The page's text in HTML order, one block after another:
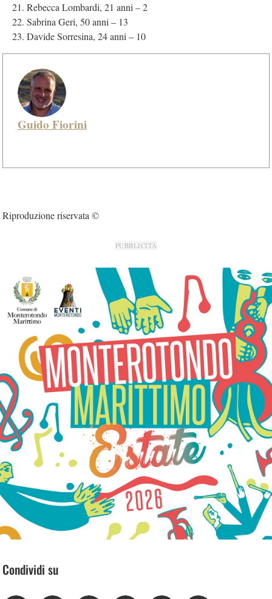
Rebecca Lombardi, 21 anni – 2
Sabrina Geri, 50 anni – 13
Davide Sorresina, 24 anni – 10
Guido Fiorini
Riproduzione riservata ©
PUBBLICITÀ
Condividi su